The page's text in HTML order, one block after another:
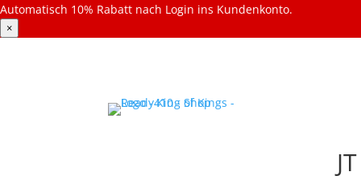
Automatisch 10% Rabatt nach Login ins Kundenkonto.
×